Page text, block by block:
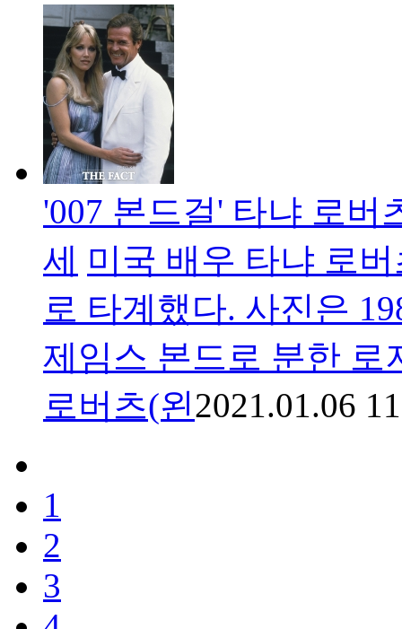
'007 본드걸' 타냐 로버
세 미국 배우 타냐 로
로 타계했다. 사진은
제임스 본드로 분한 로
로버츠(왼2021.01.06
1
2
3